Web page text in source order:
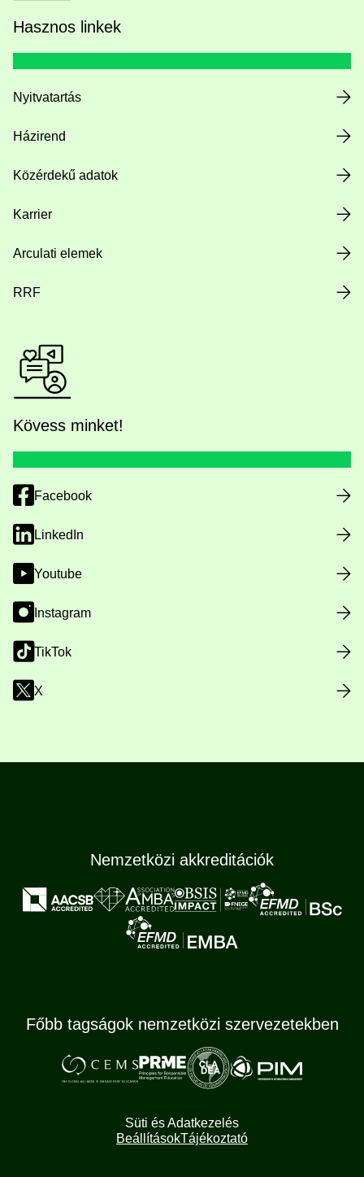
Hasznos linkek
Nyitvatartás
Házirend
Közérdekű adatok
Karrier
Arculati elemek
RRF
Kövess minket!
Facebook
LinkedIn
Youtube
Instagram
TikTok
X
Nemzetközi akkreditációk
Főbb tagságok nemzetközi szervezetekben
Süti és Adatkezelés
BeállításokTájékoztató